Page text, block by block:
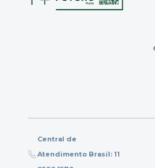
Central de
Atendimento Brasil: 11